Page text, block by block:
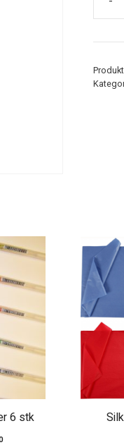
svart
antall
6 stk
Dette
produktet
har
flere
varianter.
kan
velges